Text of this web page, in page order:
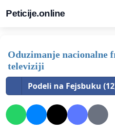
Peticije.online
Oduzimanje nacionalne
televiziji
Podeli na Fejsbuku